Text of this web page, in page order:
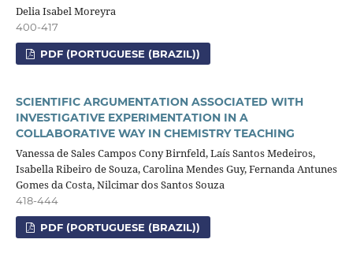
Delia Isabel Moreyra
400-417
PDF (PORTUGUESE (BRAZIL))
SCIENTIFIC ARGUMENTATION ASSOCIATED WITH
INVESTIGATIVE EXPERIMENTATION IN A
COLLABORATIVE WAY IN CHEMISTRY TEACHING
Vanessa de Sales Campos Cony Birnfeld, Laís Santos Medeiros,
Isabella Ribeiro de Souza, Carolina Mendes Guy, Fernanda Antunes
Gomes da Costa, Nilcimar dos Santos Souza
418-444
PDF (PORTUGUESE (BRAZIL))